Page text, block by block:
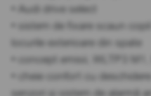
• Audi drive select
• sistem de fixare scaun
locurile exterioare din spate
• concept emisii, WLTP3
• cheie confort cu
senzori și sistem de alarmă